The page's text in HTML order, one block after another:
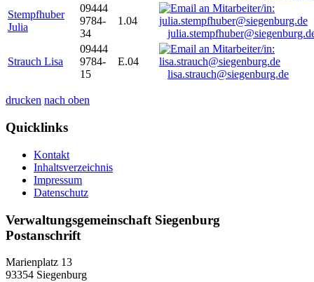
Stempfhuber
Julia
09444
9784-
34
1.04
Strauch Lisa
09444
9784-
15
E.04
lisa.strauch@siegenburg.de
drucken nach oben
Quicklinks
Kontakt
Inhaltsverzeichnis
Impressum
Datenschutz
Verwaltungsgemeinschaft Siegenburg
Postanschrift
Marienplatz 13
93354 Siegenburg